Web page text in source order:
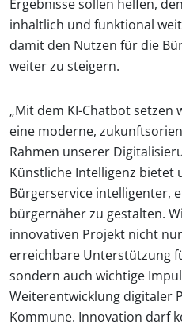
Ergebnisse sollen helfen,
inhaltlich und funktional
damit den Nutzen für die
weiter zu steigern.
„Mit dem KI-Chatbot setzen
eine moderne,
Rahmen unserer
Künstliche Intelligenz bietet
Bürgerservice intelligenter,
bürgernäher zu gestalten.
innovativen Projekt nicht
erreichbare Unterstützung
sondern auch wichtige
Weiterentwicklung digitaler
Kommune. Innovation darf